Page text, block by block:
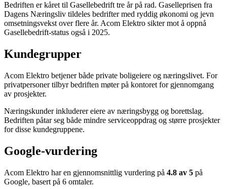
Bedriften er kåret til Gasellebedrift tre år på rad. Gaselleprisen fra
Dagens Næringsliv tildeles bedrifter med ryddig økonomi og jevn
omsetningsvekst over flere år. Acom Elektro sikter mot å oppnå
Gasellebedrift-status også i 2025.
Kundegrupper
Acom Elektro betjener både private boligeiere og næringslivet. For
privatpersoner tilbyr bedriften møter på kontoret for gjennomgang
av prosjekter.
Næringskunder inkluderer eiere av næringsbygg og borettslag.
Bedriften påtar seg både mindre serviceoppdrag og større prosjekter
for disse kundegruppene.
Google-vurdering
Acom Elektro har en gjennomsnittlig vurdering på 4.8 av 5 på
Google, basert på 6 omtaler.